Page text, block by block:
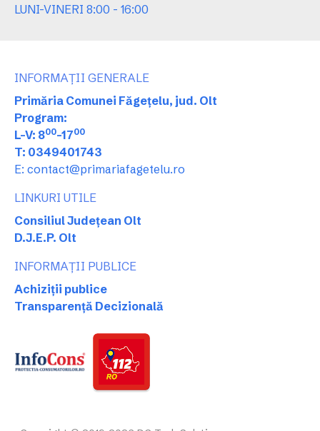
LUNI-VINERI 8:00 - 16:00
INFORMAȚII GENERALE
Primăria Comunei Făgețelu, jud. Olt
Program:
L-V: 800-1700
T: 0349401743
E: contact@primariafagetelu.ro
LINKURI UTILE
Consiliul Județean Olt
D.J.E.P. Olt
INFORMAȚII PUBLICE
Achiziții publice
Transparență Decizională